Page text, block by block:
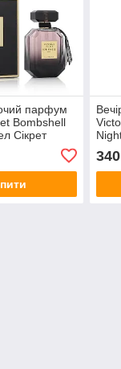
парфум
Bombshell
Сікрет
340